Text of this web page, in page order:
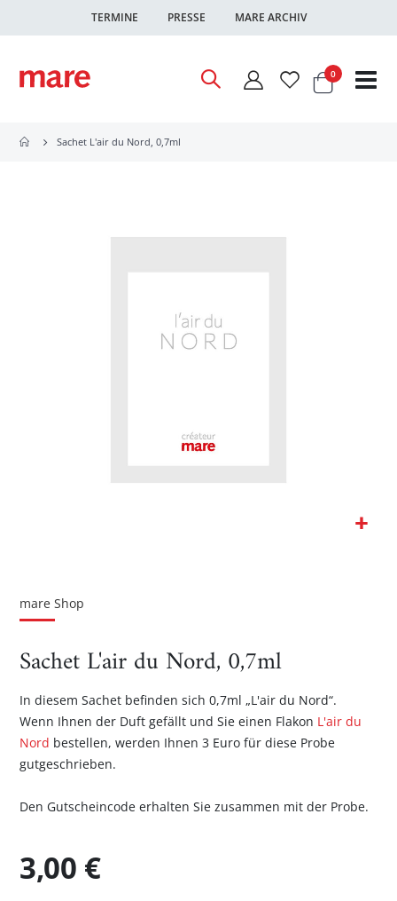
TERMINE PRESSE MARE ARCHIV
Warenkorb
0Artikel
Sachet L'air du Nord, 0,7ml
Bildgalerie
mare Shop
Sachet L'air du Nord, 0,7ml
In diesem Sachet befinden sich 0,7ml „L'air du Nord“.
Wenn Ihnen der Duft gefällt und Sie einen Flakon L'air du
Nord bestellen, werden Ihnen 3 Euro für diese Probe
gutgeschrieben.
Den Gutscheincode erhalten Sie zusammen mit der Probe.
3,00 €